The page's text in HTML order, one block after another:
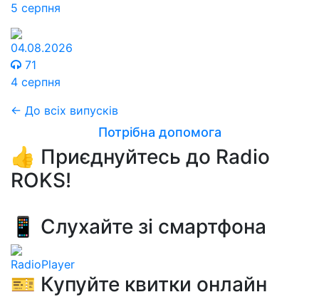
5 серпня
04.08.2026
71
4 серпня
← До всіх випусків
Потрібна допомога
👍 Приєднуйтесь до Radio
ROKS!
📱 Слухайте зі смартфона
RadioPlayer
🎫 Купуйте квитки онлайн